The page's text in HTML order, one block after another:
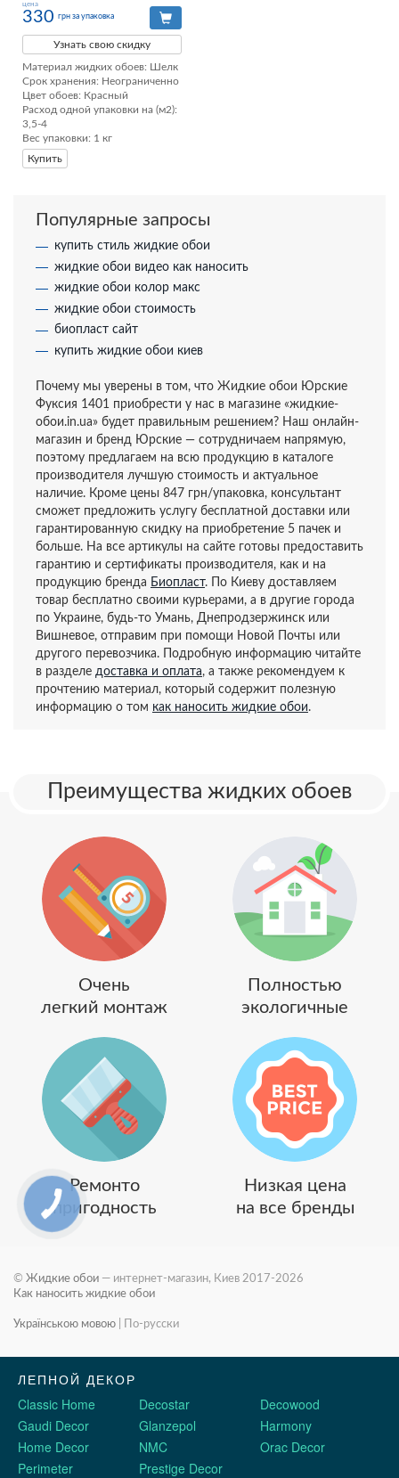
цена
330 грн за упаковка
Узнать свою скидку
Материал жидких обоев: Шелк
Срок хранения: Неограниченно
Цвет обоев: Красный
Расход одной упаковки на (м2):
3,5-4
Вес упаковки: 1 кг
Купить
Популярные запросы
купить стиль жидкие обои
жидкие обои видео как наносить
жидкие обои колор макс
жидкие обои стоимость
биопласт сайт
купить жидкие обои киев
Почему мы уверены в том, что Жидкие обои Юрские
Фуксия 1401 приобрести у нас в магазине «жидкие-
обои.in.ua» будет правильным решением? Наш онлайн-
магазин и бренд Юрские — сотрудничаем напрямую,
поэтому предлагаем на всю продукцию в каталоге
производителя лучшую стоимость и актуальное
наличие. Кроме цены 847 грн/упаковка, консультант
сможет предложить услугу бесплатной доставки или
гарантированную скидку на приобретение 5 пачек и
больше. На все артикулы на сайте готовы предоставить
гарантию и сертификаты производителя, как и на
продукцию бренда Биопласт. По Киеву доставляем
товар бесплатно своими курьерами, а в другие города
по Украине, будь-то Умань, Днепродзержинск или
Вишневое, отправим при помощи Новой Почты или
другого перевозчика. Подробную информацию читайте
в разделе доставка и оплата, а также рекомендуем к
прочтению материал, который содержит полезную
информацию о том как наносить жидкие обои.
Преимущества жидких обоев
Очень
легкий монтаж
Полностью
экологичные
Ремонто
пригодность
Низкая цена
на все бренды
© Жидкие обои — интернет-магазин, Киев 2017-2026
Как наносить жидкие обои
Українською мовою По-русски
ЛЕПНОЙ ДЕКОР
Classic Home
Decostar
Decowood
Gaudi Decor
Glanzepol
Harmony
Home Decor
NMC
Orac Decor
Perimeter
Prestige Decor